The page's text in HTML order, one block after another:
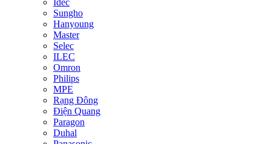
Idec
Sungho
Hanyoung
Master
Selec
ILEC
Omron
Philips
MPE
Rạng Đông
Điện Quang
Paragon
Duhal